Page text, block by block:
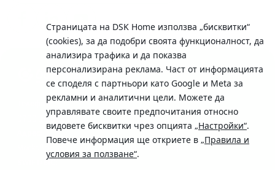
Страницата на DSK Home използва „бисквитки“
(cookies), за да подобри своята функционалност, да
анализира трафика и да показва
персонализирана реклама. Част от информацията
се споделя с партньори като Google и Meta за
рекламни и аналитични цели. Можете да
управлявате своите предпочитания относно
видовете бисквитки чрез опцията „Настройки“.
Повече информация ще откриете в „Правила и
условия за ползване“.
Телефон:
0700 10 375 / *2375
Московска No.19 / ул. Г. Бенковски No. 5, София 1036
SWIFT/BIC: